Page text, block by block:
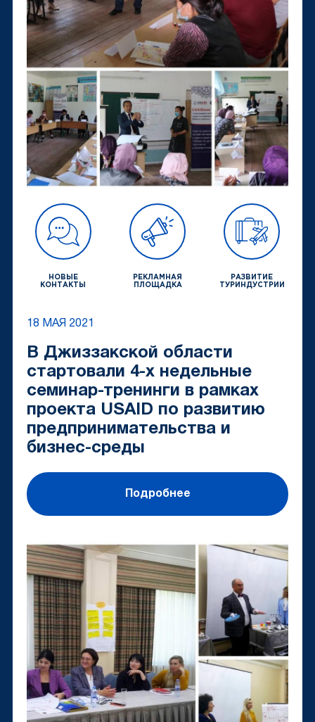
НОВЫЕ
КОНТАКТЫ
РЕКЛАМНАЯ
ПЛОЩАДКА
РАЗВИТИЕ
ТУРИНДУСТРИИ
18 МАЯ 2021
В Джиззакской области
стартовали 4-х недельные
семинар-тренинги в рамках
проекта USAID по развитию
предпринимательства и
бизнес-среды
Подробнее